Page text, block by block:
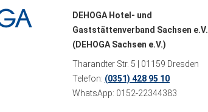
DEHOGA Hotel- und
Gaststättenverband Sachsen e.V.
(DEHOGA Sachsen e.V.)
Tharandter Str. 5 | 01159 Dresden
Telefon: (0351) 428 95 10
WhatsApp: 0152-22344383